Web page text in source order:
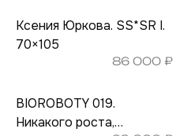
Ксения Юркова. SS*SR I.
70×105
86 000 ₽
BIOROBOTY 019.
Никакого роста,